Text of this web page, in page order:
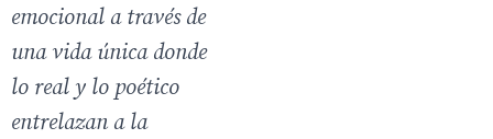
emocional a través de
una vida única donde
lo real y lo poético
entrelazan a la